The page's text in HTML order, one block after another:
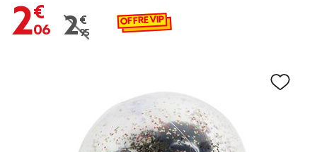
2,06 €
Prix remisé de 2,95 € à 2,06 €
2,95 € OFFRE VIP